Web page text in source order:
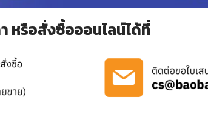
หรือสั่งซื้อออนไลน์ได้ที่